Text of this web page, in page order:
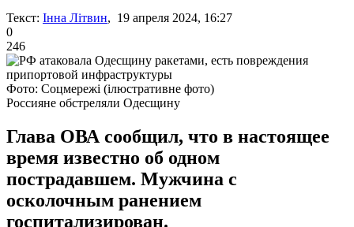
Текст: Інна Літвин, 19 апреля 2024, 16:27
0
246
Фото: Соцмережі (ілюстративне фото)
Россияне обстреляли Одесщину
Глава ОВА сообщил, что в настоящее
время известно об одном
пострадавшем. Мужчина с
осколочным ранением
госпитализирован.